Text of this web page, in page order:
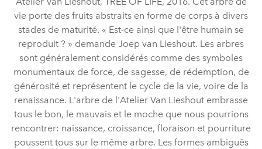
vie porte des fruits abstraits en forme de corps à divers
stades de maturité. « Est-ce ainsi que l'être humain se
reproduit ? » demande Joep van Lieshout. Les arbres
sont généralement considérés comme des symboles
monumentaux de force, de sagesse, de rédemption, de
générosité et représentent le cycle de la vie, voire de la
renaissance. L'arbre de l'Atelier Van Lieshout embrasse
tous le bon, le mauvais et le moche que nous pourrions
rencontrer: naissance, croissance, floraison et pourriture
poussent tous sur le même arbre. Les formes ambiguës